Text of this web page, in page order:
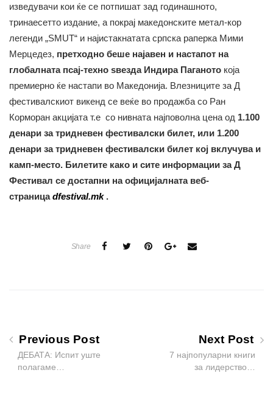
изведувачи кои ќе се потпишат зад годинашното,
тринаесетто издание, а покрај македонските метал-кор
легенди „SMUT“ и најистакнатата српска раперка Мими
Мерцедез, претходно беше најавен и настапот на
глобалната псај-техно ѕвезда Индира Паганото која
премиерно ќе настапи во Македонија. Влезниците за Д
фестивалскиот викенд се веќе во продажба со Ран
Корморан акцијата т.е со нивната најповолна цена од 1.100
денари за тридневен фестивалски билет, или 1.200
денари за тридневен фестивалски билет кој вклучува и
камп-место. Билетите како и сите информации за Д
Фестивал се достапни на официјалната веб-
страницаdfestival.mk .
Share
Previous Post
ДЕБАТА: Испит уште
полагаме…
Next Post
7 најпопуларни книги
за лидерство…